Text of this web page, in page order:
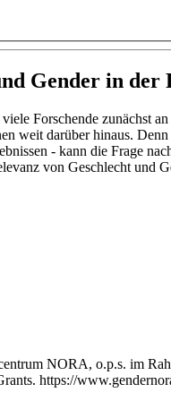
Gender in der
Forschende zunächst
weit darüber hinaus.
- kann die Frage
von Geschlecht und
NORA, o.p.s. im
https://